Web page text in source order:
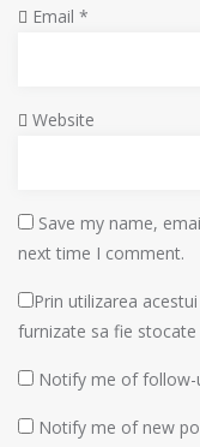
Email *
Website
Save my name,
next time I comment.
Prin utilizarea
furnizate sa fie
Notify me of follow-
Notify me of new